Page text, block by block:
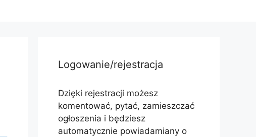
Logowanie/rejestracja
Dzięki rejestracji możesz
komentować, pytać, zamieszczać
ogłoszenia i będziesz
automatycznie powiadamiany o